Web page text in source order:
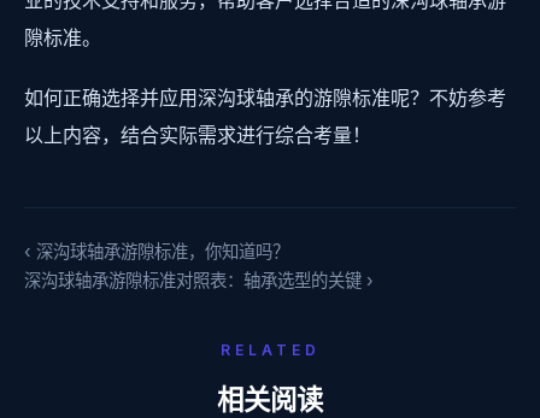
隙标准。
如何正确选择并应用深沟球轴承的游隙标准呢？不妨参考
以上内容，结合实际需求进行综合考量！
‹ 深沟球轴承游隙标准，你知道吗？
深沟球轴承游隙标准对照表：轴承选型的关键 ›
RELATED
相关阅读